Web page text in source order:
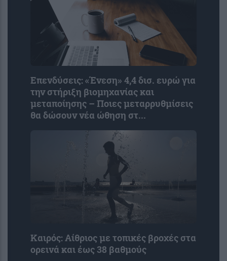
Επενδύσεις: «Ένεση» 4,4 δισ. ευρώ για
την στήριξη βιομηχανίας και
μεταποίησης – Ποιες μεταρρυθμίσεις
θα δώσουν νέα ώθηση στ...
Καιρός: Αίθριος με τοπικές βροχές στα
ορεινά και έως 38 βαθμούς